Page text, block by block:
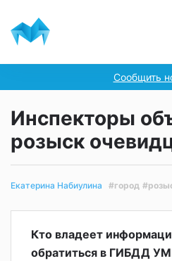
Сообщить
Инспекторы
розыск
Екатерина Набиулина #город
Кто владеет
обратиться в ГИБДД